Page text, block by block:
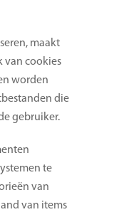
maakt
van cookies
worden
die
gebruiker.
te
van
van items